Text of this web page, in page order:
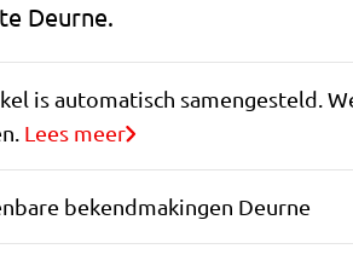
Deurne.
is automatisch samengesteld.
Lees meer
bekendmakingen Deurne